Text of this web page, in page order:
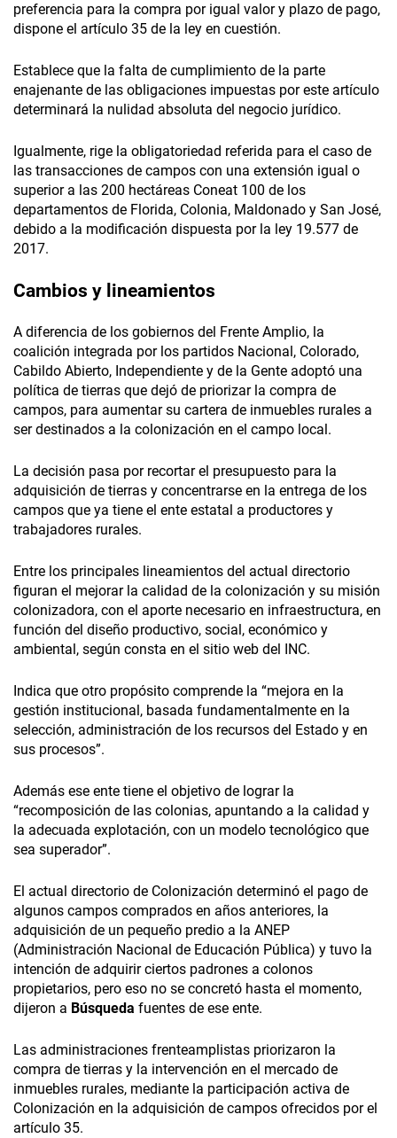
preferencia para la compra por igual valor y plazo de pago,
dispone el artículo 35 de la ley en cuestión.
Establece que la falta de cumplimiento de la parte
enajenante de las obligaciones impuestas por este artículo
determinará la nulidad absoluta del negocio jurídico.
Igualmente, rige la obligatoriedad referida para el caso de
las transacciones de campos con una extensión igual o
superior a las 200 hectáreas Coneat 100 de los
departamentos de Florida, Colonia, Maldonado y San José,
debido a la modificación dispuesta por la ley 19.577 de
2017.
Cambios y lineamientos
A diferencia de los gobiernos del Frente Amplio, la
coalición integrada por los partidos Nacional, Colorado,
Cabildo Abierto, Independiente y de la Gente adoptó una
política de tierras que dejó de priorizar la compra de
campos, para aumentar su cartera de inmuebles rurales a
ser destinados a la colonización en el campo local.
La decisión pasa por recortar el presupuesto para la
adquisición de tierras y concentrarse en la entrega de los
campos que ya tiene el ente estatal a productores y
trabajadores rurales.
Entre los principales lineamientos del actual directorio
figuran el mejorar la calidad de la colonización y su misión
colonizadora, con el aporte necesario en infraestructura, en
función del diseño productivo, social, económico y
ambiental, según consta en el sitio web del INC.
Indica que otro propósito comprende la “mejora en la
gestión institucional, basada fundamentalmente en la
selección, administración de los recursos del Estado y en
sus procesos”.
Además ese ente tiene el objetivo de lograr la
“recomposición de las colonias, apuntando a la calidad y
la adecuada explotación, con un modelo tecnológico que
sea superador”.
El actual directorio de Colonización determinó el pago de
algunos campos comprados en años anteriores, la
adquisición de un pequeño predio a la ANEP
(Administración Nacional de Educación Pública) y tuvo la
intención de adquirir ciertos padrones a colonos
propietarios, pero eso no se concretó hasta el momento,
dijeron a Búsqueda fuentes de ese ente.
Las administraciones frenteamplistas priorizaron la
compra de tierras y la intervención en el mercado de
inmuebles rurales, mediante la participación activa de
Colonización en la adquisición de campos ofrecidos por el
artículo 35.